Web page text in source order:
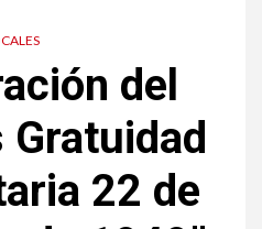
del
Gratuidad
22 de